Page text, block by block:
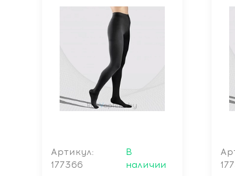
Артикул:
177366
В
наличии